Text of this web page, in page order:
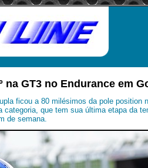
na GT3 no Endurance em
ficou a 80 milésimos da pole position
categoria, que tem sua última etapa da
de semana.